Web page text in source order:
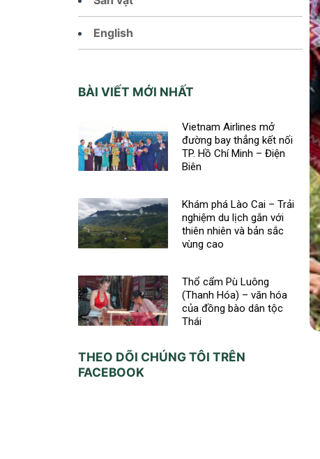
English
BÀI VIẾT MỚI NHẤT
Vietnam Airlines mở
đường bay thẳng kết nối
TP. Hồ Chí Minh – Điện
Biên
Khám phá Lào Cai – Trải
nghiệm du lịch gắn với
thiên nhiên và bản sắc
vùng cao
Thổ cẩm Pù Luông
(Thanh Hóa) – văn hóa
của đồng bào dân tộc
Thái
THEO DÕI CHÚNG TÔI TRÊN
FACEBOOK